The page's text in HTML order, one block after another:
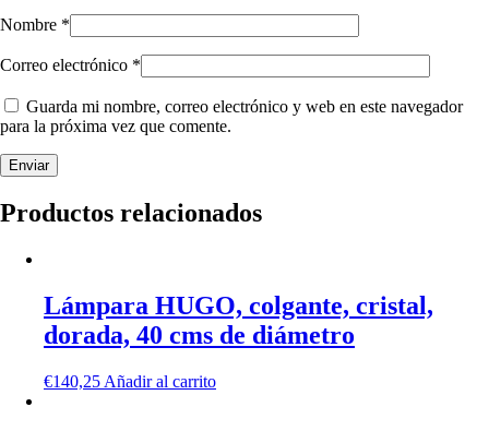
Nombre *
Correo electrónico *
Guarda mi nombre, correo electrónico y web en este navegador
para la próxima vez que comente.
Productos relacionados
Lámpara HUGO, colgante, cristal,
dorada, 40 cms de diámetro
€140,25 Añadir al carrito